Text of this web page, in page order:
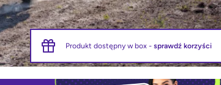
Produkt dostępny w box -sprawdź korzyści